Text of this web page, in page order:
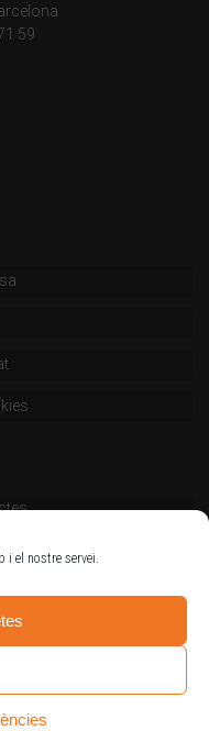
i el nostre servei.
59